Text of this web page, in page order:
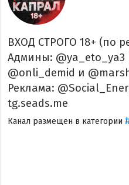
ВХОД СТРОГО 18+ (по
Админы: @ya_eto_ya3
@onli_demid и
Реклама:
tg.seads.me
Канал размещен в категории